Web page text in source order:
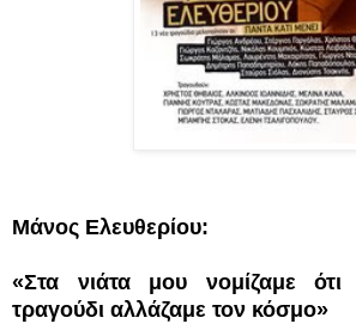
Μάνος Ελευθερίου:
«Στα νιάτα μου νομίζαμε
τραγούδι αλλάζαμε τον κόσμο»